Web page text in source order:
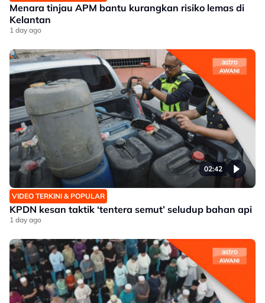
Menara tinjau APM bantu kurangkan risiko lemas di
Kelantan
1 day ago
02:42
VIDEO TERKINI & POPULAR
KPDN kesan taktik ‘tentera semut’ seludup bahan api
1 day ago